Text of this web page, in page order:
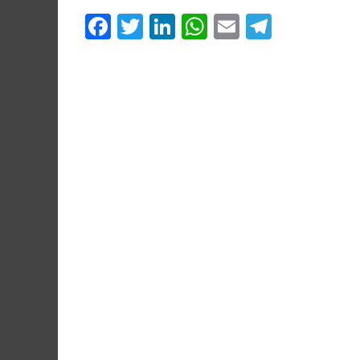
Facebook
Twitter
LinkedIn
WhatsApp
Email